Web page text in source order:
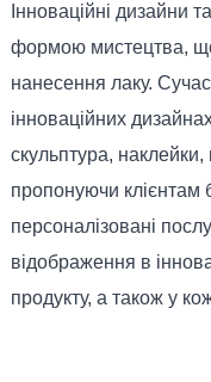
Інноваційні дизайни
формою мистецтва,
нанесення лаку.
інноваційних
скульптура, наклейки,
пропонуючи клієнтам
персоналізовані
відображення в
продукту, а також у